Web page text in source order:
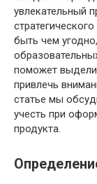
увлекательный
быть чем
поможет
привлечь
статье мы
учесть при
продукта.